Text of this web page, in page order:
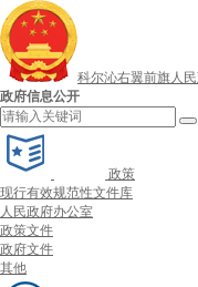
科尔沁右翼前旗人
政府信息公开
政策
现行有效规范性文件库
人民政府办公室
政策文件
政府文件
其他